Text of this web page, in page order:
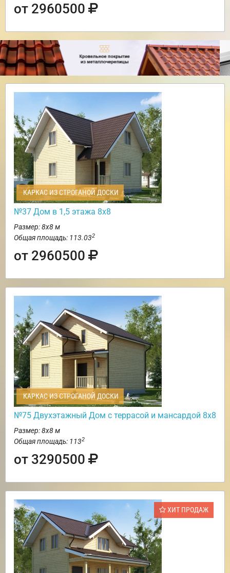
от 2960500
КАРКАС ИЗ СТРОГАНОЙ ДОСКИ
№37 Дом в 1,5 этажа 8х8
Размер: 8х8 м
Общая площадь: 113.032
от 2960500
КАРКАС ИЗ СТРОГАНОЙ ДОСКИ
№75 Двухэтажный Дом с террасой и мансардой 8х8
Размер: 8х8 м
Общая площадь: 1132
от 3290500
ХИТ ПРОДАЖ